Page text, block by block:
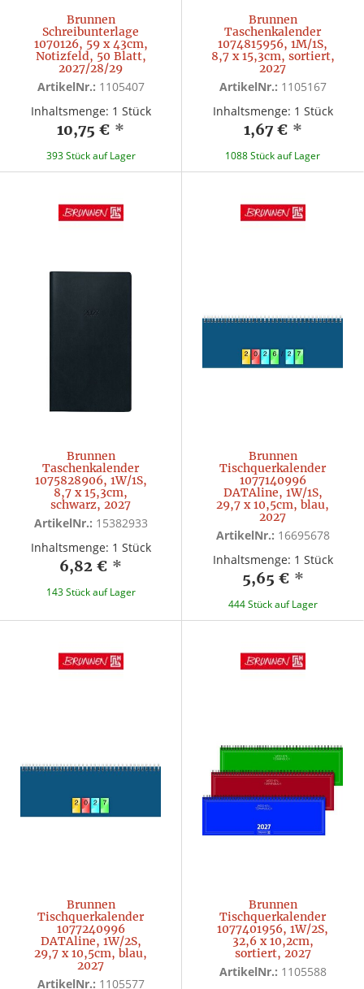
Brunnen
Schreibunterlage
1070126, 59 x 43cm,
Notizfeld, 50 Blatt,
2027/28/29
ArtikelNr.: 1105407
Inhaltsmenge: 1 Stück
10,75 € *
393 Stück auf Lager
Brunnen
Taschenkalender
1074815956, 1M/1S,
8,7 x 15,3cm, sortiert,
2027
ArtikelNr.: 1105167
Inhaltsmenge: 1 Stück
1,67 € *
1088 Stück auf Lager
Brunnen
Taschenkalender
1075828906, 1W/1S,
8,7 x 15,3cm,
schwarz, 2027
ArtikelNr.: 15382933
Inhaltsmenge: 1 Stück
6,82 € *
143 Stück auf Lager
Brunnen
Tischquerkalender
1077140996
DATAline, 1W/1S,
29,7 x 10,5cm, blau,
2027
ArtikelNr.: 16695678
Inhaltsmenge: 1 Stück
5,65 € *
444 Stück auf Lager
Brunnen
Tischquerkalender
1077240996
DATAline, 1W/2S,
29,7 x 10,5cm, blau,
2027
ArtikelNr.: 1105577
Brunnen
Tischquerkalender
1077401956, 1W/2S,
32,6 x 10,2cm,
sortiert, 2027
ArtikelNr.: 1105588